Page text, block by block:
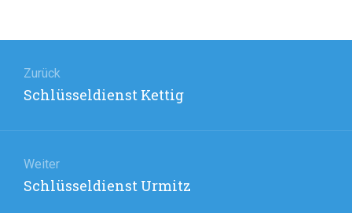
Zurück
Vorheriger
Schlüsseldienst Kettig
Weiter
Nächster
Schlüsseldienst Urmitz